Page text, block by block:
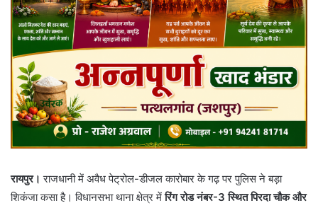
रायपुर। राजधानी में अवैध पेट्रोल-डीजल कारोबार के गढ़ पर पुलिस ने बड़ा
शिकंजा कसा है। विधानसभा थाना क्षेत्र मेंरिंग रोड नंबर-3 स्थित पिरदा चौक और